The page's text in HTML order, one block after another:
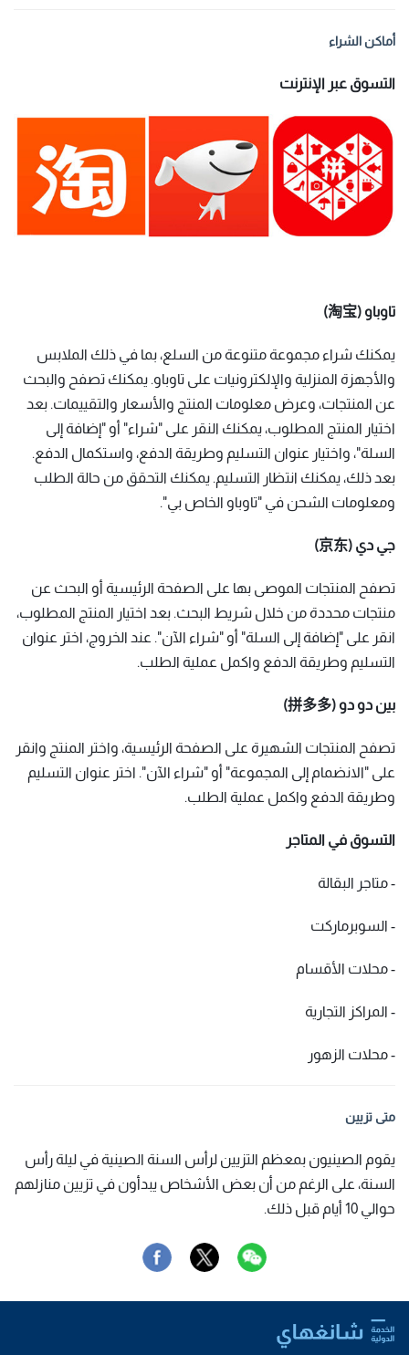
أماكن الشراء
التسوق عبر الإنترنت
تاوباو (淘宝)
يمكنك شراء مجموعة متنوعة من السلع، بما في ذلك الملابس
والأجهزة المنزلية والإلكترونيات على تاوباو. يمكنك تصفح والبحث
عن المنتجات، وعرض معلومات المنتج والأسعار والتقييمات. بعد
اختيار المنتج المطلوب، يمكنك النقر على "شراء" أو "إضافة إلى
السلة"، واختيار عنوان التسليم وطريقة الدفع، واستكمال الدفع.
بعد ذلك، يمكنك انتظار التسليم. يمكنك التحقق من حالة الطلب
ومعلومات الشحن في "تاوباو الخاص بي".
جي دي (京东)
تصفح المنتجات الموصى بها على الصفحة الرئيسية أو البحث عن
منتجات محددة من خلال شريط البحث. بعد اختيار المنتج المطلوب،
انقر على "إضافة إلى السلة" أو "شراء الآن". عند الخروج، اختر عنوان
التسليم وطريقة الدفع واكمل عملية الطلب.
بين دو دو (拼多多)
تصفح المنتجات الشهيرة على الصفحة الرئيسية، واختر المنتج وانقر
على "الانضمام إلى المجموعة" أو "شراء الآن". اختر عنوان التسليم
وطريقة الدفع واكمل عملية الطلب.
التسوق في المتاجر
- متاجر البقالة
- السوبرماركت
- محلات الأقسام
- المراكز التجارية
- محلات الزهور
متى تزيين
يقوم الصينيون بمعظم التزيين لرأس السنة الصينية في ليلة رأس
السنة، على الرغم من أن بعض الأشخاص يبدأون في تزيين منازلهم
حوالي 10 أيام قبل ذلك.